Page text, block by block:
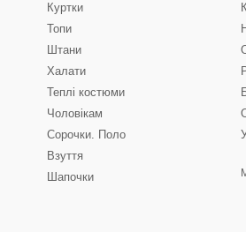
Куртки
Топи
Штани
Халати
Теплі костюми
Чоловікам
Сорочки. Поло
Взуття
Шапочки